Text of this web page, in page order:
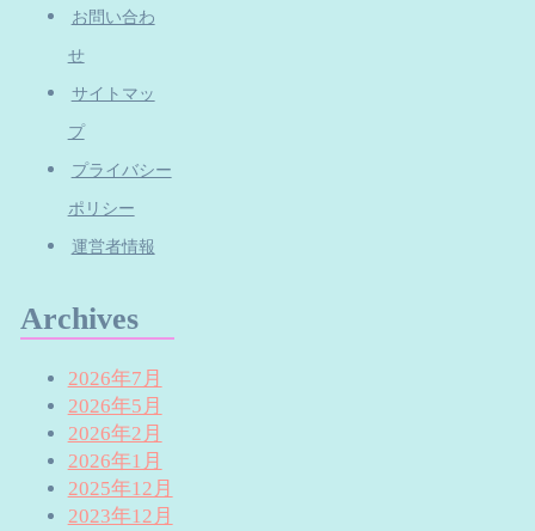
お問い合わ
せ
サイトマッ
プ
プライバシー
ポリシー
運営者情報
Archives
2026年7月
2026年5月
2026年2月
2026年1月
2025年12月
2023年12月